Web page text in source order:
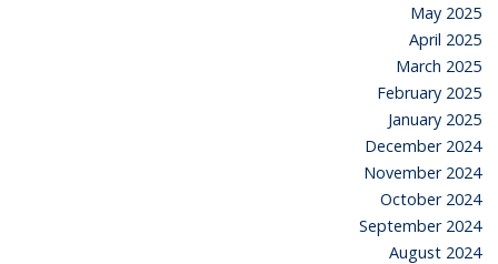
May 2025
April 2025
March 2025
February 2025
January 2025
December 2024
November 2024
October 2024
September 2024
August 2024